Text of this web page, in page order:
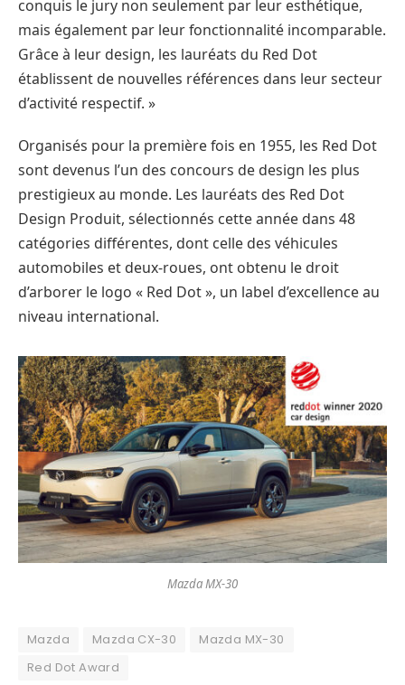
conquis le jury non seulement par leur esthétique,
mais également par leur fonctionnalité incomparable.
Grâce à leur design, les lauréats du Red Dot
établissent de nouvelles références dans leur secteur
d’activité respectif. »
Organisés pour la première fois en 1955, les Red Dot
sont devenus l’un des concours de design les plus
prestigieux au monde. Les lauréats des Red Dot
Design Produit, sélectionnés cette année dans 48
catégories différentes, dont celle des véhicules
automobiles et deux-roues, ont obtenu le droit
d’arborer le logo « Red Dot », un label d’excellence au
niveau international.
Mazda MX-30
Mazda Mazda CX-30
Mazda MX-30
Red Dot Award